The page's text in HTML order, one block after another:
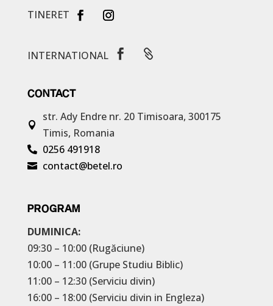
TINERET
INTERNATIONAL  
CONTACT

str. Ady Endre nr. 20 Timisoara, 300175
Timis, Romania
 0256 491918
 contact@betel.ro
PROGRAM
DUMINICA:
09:30 – 10:00 (Rugăciune)
10:00 – 11:00 (Grupe Studiu Biblic)
11:00 – 12:30 (Serviciu divin)
16:00 – 18:00 (Serviciu divin in Engleza)